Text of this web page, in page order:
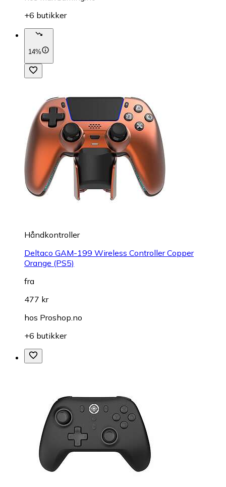
+6 butikker
14%
Håndkontroller
Deltaco GAM-199 Wireless Controller Copper
Orange (PS5)
fra
477 kr
hos Proshop.no
+6 butikker